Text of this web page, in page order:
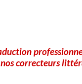
correcteurs